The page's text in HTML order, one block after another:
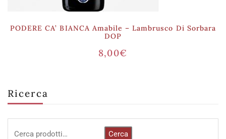
Ricerca
Cerca
PODERE CA’ BIANCA Amabile – Lambrusco Di Sorbara
DOP
8,00€